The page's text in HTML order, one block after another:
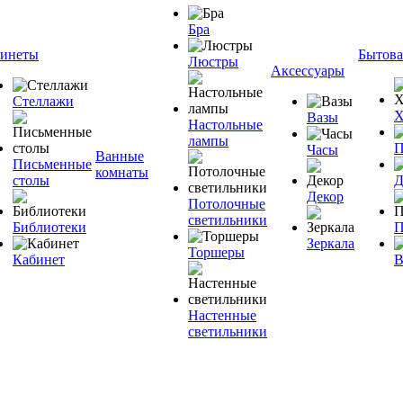
Стеллажи
Письменные
столы
Библиотеки
Кабинет
Ванные
комнаты
Бра
Люстры
Настольные
лампы
Потолочные
светильники
Торшеры
Настенные
светильники
Аксессуары
Вазы
Часы
Декор
Зеркала